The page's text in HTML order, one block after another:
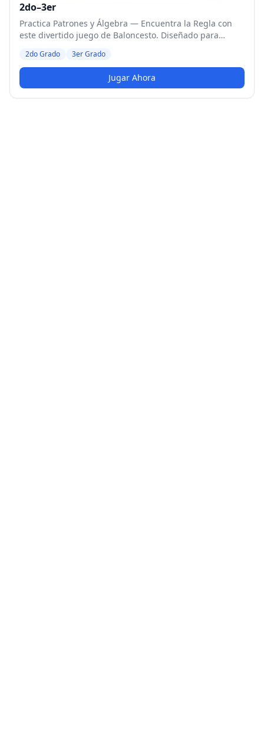
2do–3er
Practica Patrones y Álgebra — Encuentra la Regla con
este divertido juego de Baloncesto. Diseñado para
2do Grado 3er Grado
Jugar Ahora